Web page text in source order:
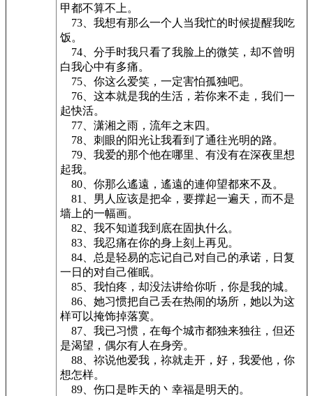
甲都不算不上。
73、我想有那么一个人当我忙的时候提醒我吃
饭。
74、分手时我只看了我脸上的微笑，却不曾明
白我心中有多痛。
75、你这么爱笑，一定害怕孤独吧。
76、这本就是我的生活，若你来不走，我们一
起快活。
77、潇湘之雨，流年之末四。
78、刺眼的阳光让我看到了通往光明的路。
79、我爱的那个他在哪里、有没有在深夜里想
起我。
80、你那么遙遠，遙遠的連仰望都來不及。
81、男人应该是把伞，要撑起一遍天，而不是
墙上的一幅画。
82、我不知道我到底在固执什么。
83、我忍痛在你的身上刻上再见。
84、总是轻易的忘记自己对自己的承诺，日复
一日的对自己催眠。
85、我怕疼，却没法讲给你听，你是我的城。
86、她习惯把自己丢在热闹的场所，她以为这
样可以掩饰掉落寞。
87、我已习惯，在每个城市都独来独往，但还
是渴望，偶尔有人在身旁。
88、祢说他爱我，祢就走开，好，我爱他，你
想怎样。
89、伤口是昨天的丶幸福是明天的。